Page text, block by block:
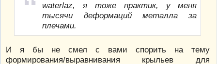
waterlaz, я тоже практик, у меня
тысячи деформаций металла за
плечами.
И я бы не смел с вами спорить на тему
формирования/выравнивания крыльев для